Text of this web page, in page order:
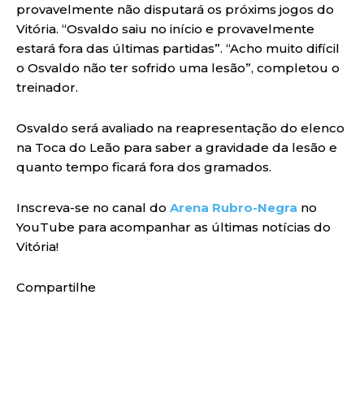
provavelmente não disputará os próxims jogos do
Vitória. “Osvaldo saiu no início e provavelmente
estará fora das últimas partidas”. “Acho muito difícil
o Osvaldo não ter sofrido uma lesão”, completou o
treinador.
Osvaldo será avaliado na reapresentação do elenco
na Toca do Leão para saber a gravidade da lesão e
quanto tempo ficará fora dos gramados.
Inscreva-se no canal do Arena Rubro-Negra no
YouTube para acompanhar as últimas notícias do
Vitória!
Compartilhe